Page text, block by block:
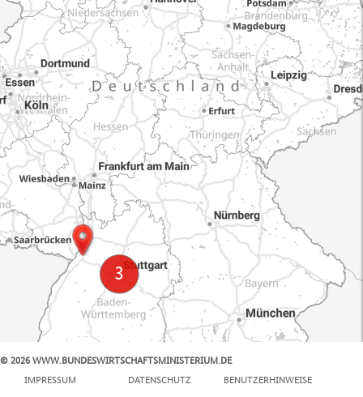
© 2026 WWW.BUNDESWIRTSCHAFTSMINISTERIUM.DE
IMPRESSUM
DATENSCHUTZ BENUTZERHINWEISE